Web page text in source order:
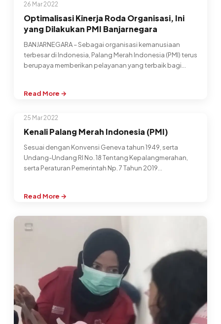
26 Mar 2022
Optimalisasi Kinerja Roda Organisasi, Ini
yang Dilakukan PMI Banjarnegara
BANJARNEGARA – Sebagai organisasi kemanusiaan
terbesar di Indonesia, Palang Merah Indonesia (PMI) terus
berupaya memberikan pelayanan yang terbaik bagi
Read More →
:
Kinerja
Roda
Ini
yang
Dilakukan
25 Mar 2022
Kenali Palang Merah Indonesia (PMI)
Sesuai dengan Konvensi Geneva tahun 1949, serta
Undang-Undang RI No. 18 Tentang Kepalangmerahan,
serta Peraturan Pemerintah Np. 7 Tahun 2019…
Read More →
:
Palang
Merah